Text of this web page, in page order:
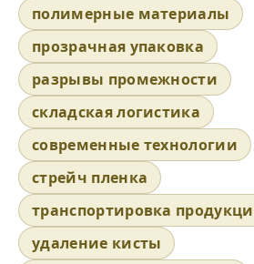
полимерные материалы
прозрачная упаковка
разрывы промежности
складская логистика
современные технологии
стрейч пленка
транспортировка
удаление кисты